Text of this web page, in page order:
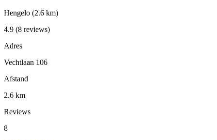
Hengelo (2.6 km)
4.9 (8 reviews)
Adres
Vechtlaan 106
Afstand
2.6 km
Reviews
8